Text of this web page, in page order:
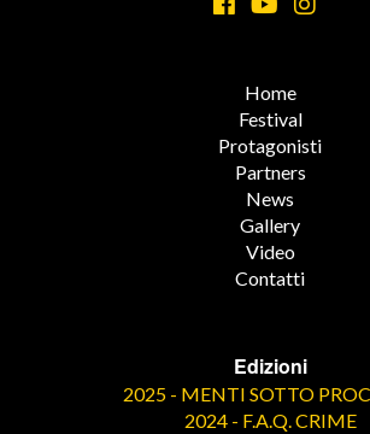
Home
Festival
Protagonisti
Partners
News
Gallery
Video
Contatti
Edizioni
2025 - MENTI SOTTO
2024 - F.A.Q. CRIME